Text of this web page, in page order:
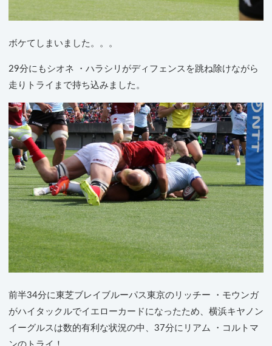
ボケてしまいました。。。
29分にもシオネ ・ハラシリがディフェンスを跳ね除けながら
走りトライまで持ち込みました。
前半34分に東芝ブレイブルーパス東京のリッチー ・モウンガ
がハイタックルでイエローカードになったため、横浜キヤノン
イーグルスは数的有利な状況の中、37分にリアム ・コルトマ